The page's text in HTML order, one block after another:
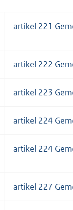
artikel 221
artikel 222
artikel 223
artikel 224
artikel 224
artikel 227